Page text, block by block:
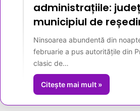
administrațiile:
municipiul de
Ninsoarea abundentă din
februarie a pus autoritățile din
clasic de…
Citește mai mult »